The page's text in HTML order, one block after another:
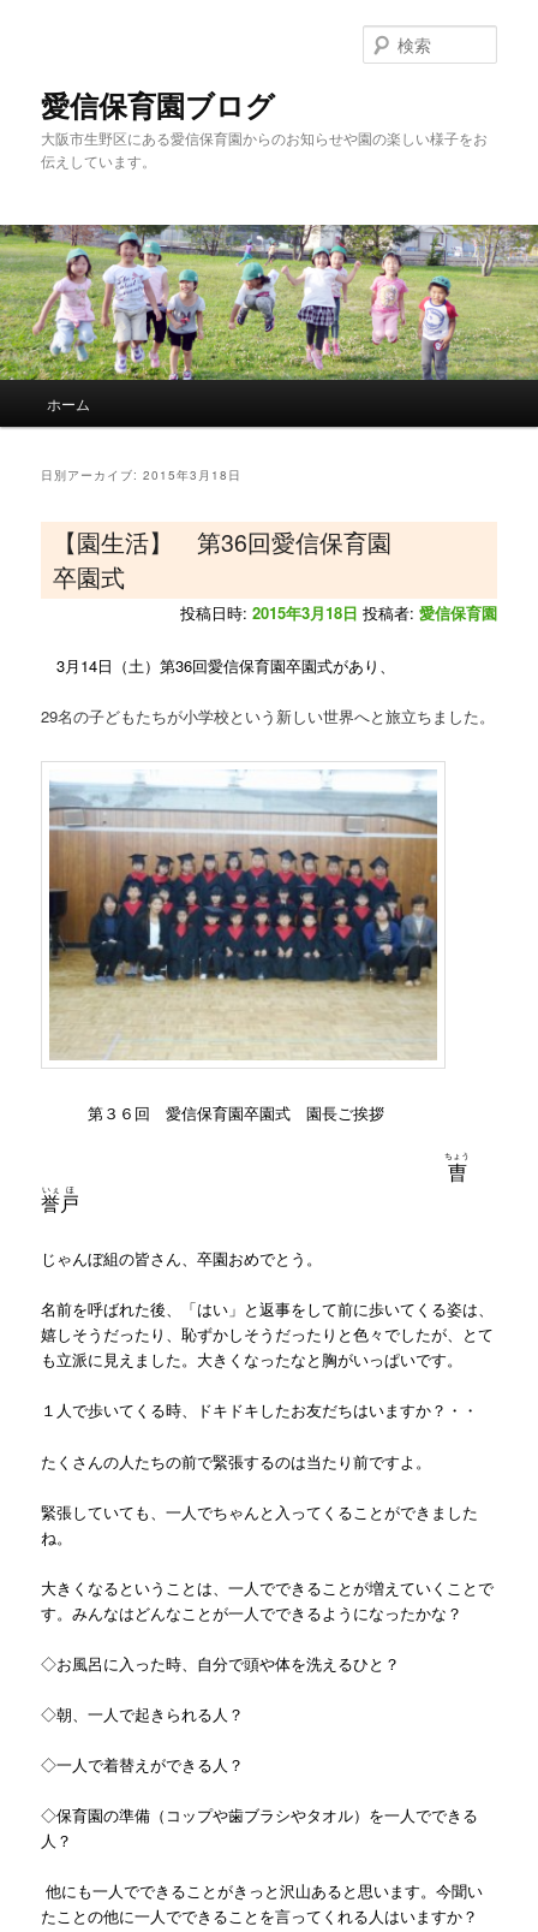
愛信保育園ブログ
大阪市生野区にある愛信保育園からのお知らせや園の楽しい様子をお
伝えしています。
索
メインコンテンツへ移動
サブコンテンツへ移動
ホーム
日別アーカイブ:2015年3月18日
【園生活】 第36回愛信保育園
卒園式
投稿日時: 2015年3月18日 投稿者: 愛信保育園
3月14日（土）第36回愛信保育園卒園式があり、
29名の子どもたちが小学校という新しい世界へと旅立ちました。
第３６回 愛信保育園卒園式 園長ご挨拶
曺
ちょう
誉
いぇ
戸
ほ
じゃんぼ組の皆さん、卒園おめでとう。
名前を呼ばれた後、「はい」と返事をして前に歩いてくる姿は、
嬉しそうだったり、恥ずかしそうだったりと色々でしたが、とて
も立派に見えました。大きくなったなと胸がいっぱいです。
１人で歩いてくる時、ドキドキしたお友だちはいますか？・・
たくさんの人たちの前で緊張するのは当たり前ですよ。
緊張していても、一人でちゃんと入ってくることができました
ね。
大きくなるということは、一人でできることが増えていくことで
す。みんなはどんなことが一人でできるようになったかな？
◇お風呂に入った時、自分で頭や体を洗えるひと？
◇朝、一人で起きられる人？
◇一人で着替えができる人？
◇保育園の準備（コップや歯ブラシやタオル）を一人でできる
人？
他にも一人でできることがきっと沢山あると思います。今聞い
たことの他に一人でできることを言ってくれる人はいますか？